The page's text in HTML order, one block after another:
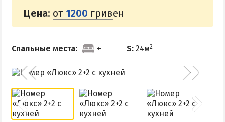
Цена: от 1200 гривен
Спальные места: S: 24м2